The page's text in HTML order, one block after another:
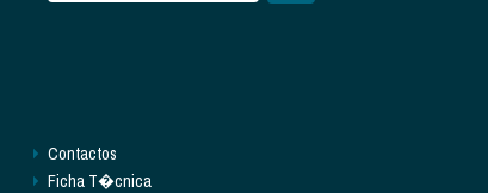
Contactos
Ficha T�cnica